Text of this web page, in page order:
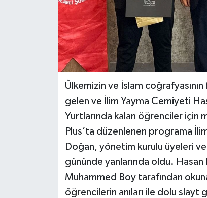
Ülkemizin ve İslam
gelen ve İlim Yayma Cemiyeti
Yurtlarında kalan öğrenciler
Plus’ta düzenlenen programa
Doğan, yönetim kurulu üyeleri
gününde yanlarında oldu.
Muhammed Boy tarafından
öğrencilerin anıları ile dolu